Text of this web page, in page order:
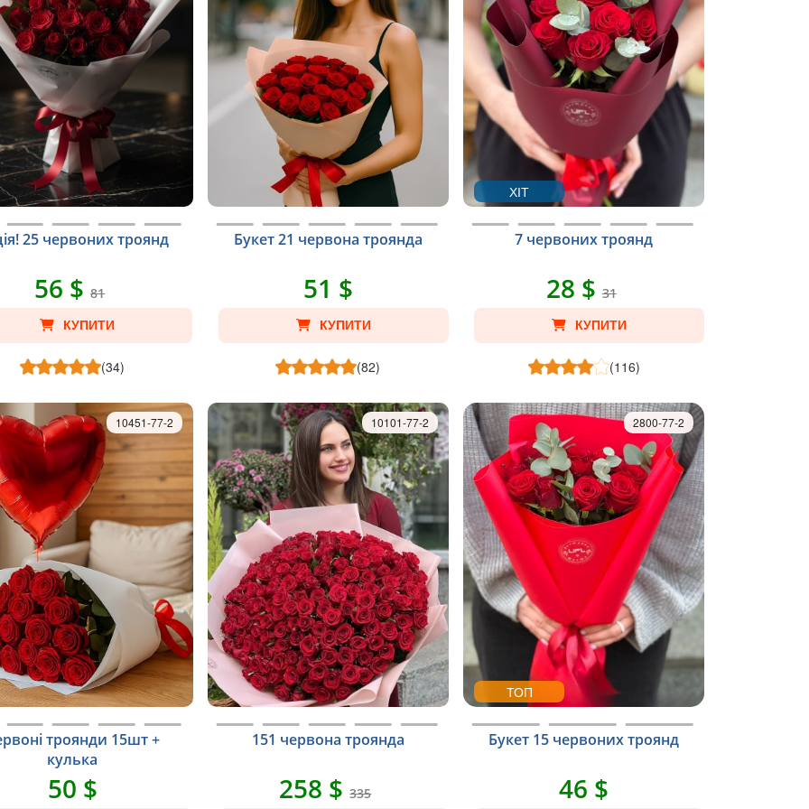
25 червоних троянд
56 $81
КУПИТИ
(34)
Букет 21 червона троянда
51 $
КУПИТИ
(82)
ХІТ
7 червоних троянд
28 $31
КУПИТИ
(116)
троянди 15шт +
кулька
10451-77-2
50 $
151 червона троянда
10101-77-2
258 $335
ТОП
Букет 15 червоних троянд
2800-77-2
46 $